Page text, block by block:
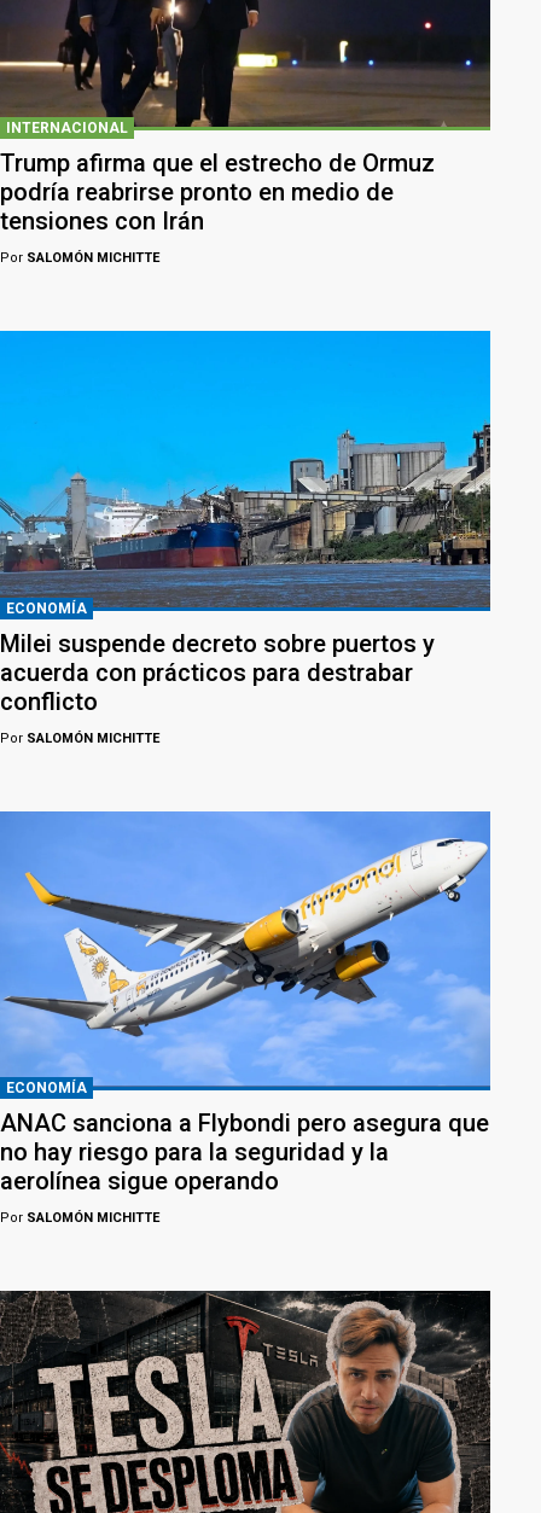
INTERNACIONAL
Trump afirma que el estrecho de Ormuz
podría reabrirse pronto en medio de
tensiones con Irán
Por SALOMÓN MICHITTE
ECONOMÍA
Milei suspende decreto sobre puertos y
acuerda con prácticos para destrabar
conflicto
Por SALOMÓN MICHITTE
ECONOMÍA
ANAC sanciona a Flybondi pero asegura que
no hay riesgo para la seguridad y la
aerolínea sigue operando
Por SALOMÓN MICHITTE